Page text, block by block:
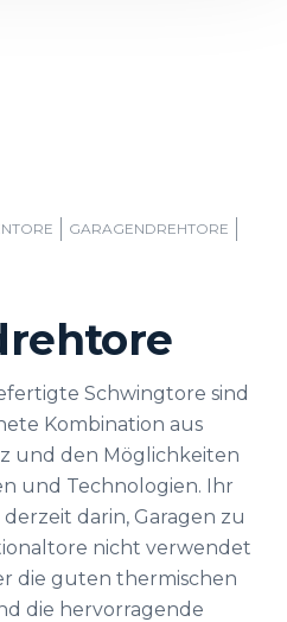
GARAGENDREHTORE
Schwingtore sind
Kombination aus
und den Möglichkeiten
und Technologien. Ihr
darin, Garagen zu
nicht verwendet
die guten thermischen
die hervorragende